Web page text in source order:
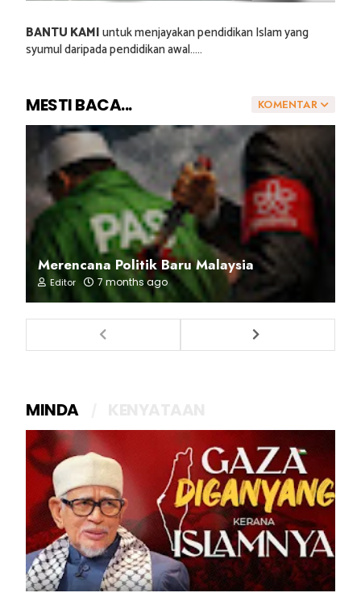
BANTU KAMIuntuk menjayakan pendidikan Islam yang
syumul daripada pendidikan awal.....
KOMENTAR
MESTI BACA...
Merencana Politik Baru Malaysia
Editor 7 months ago
MINDA